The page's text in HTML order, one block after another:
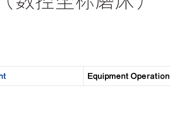
Equipment Operation